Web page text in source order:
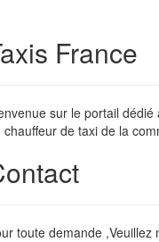
France
sur le portail
chauffeur de taxi de la
toute demande ,Veuillez